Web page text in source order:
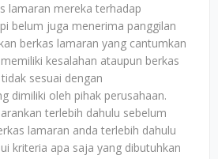
lamaran mereka terhadap
belum juga menerima panggilan
berkas lamaran yang cantumkan
kesalahan ataupun berkas
sesuai dengan
dimiliki oleh pihak perusahaan.
terlebih dahulu sebelum
lamaran anda terlebih dahulu
kriteria apa saja yang dibutuhkan